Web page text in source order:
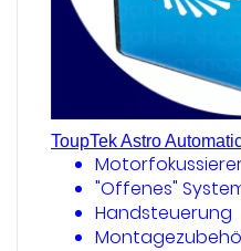
ToupTek Astro
"Offenes"
Handsteuerung